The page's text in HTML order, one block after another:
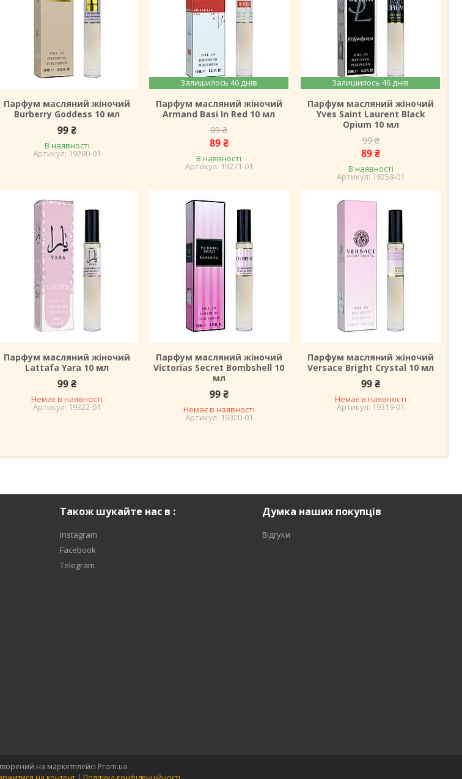
Парфум масляний жіночий
Burberry Goddess 10 мл
99 ₴
В наявності
19280-01
Залишилось 46 днів
Парфум масляний жіночий
Armand Basi In Red 10 мл
99 ₴
89 ₴
В наявності
19271-01
Залишилось 46 днів
Парфум масляний жіночий
Yves Saint Laurent Black
Opium 10 мл
99 ₴
89 ₴
В наявності
19258-01
Парфум масляний жіночий
Lattafa Yara 10 мл
99 ₴
Немає в наявності
19322-01
Парфум масляний жіночий
Victorias Secret Bombshell 10
мл
99 ₴
Немає в наявності
19320-01
Парфум масляний жіночий
Versace Bright Crystal 10 мл
99 ₴
Немає в наявності
19319-01
Також шукайте нас в :
Instagram
Facebook
Telegram
Думка наших покупців
Відгуки
на маркетплейсі Prom.ua